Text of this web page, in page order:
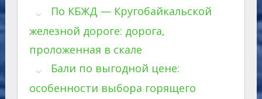
По КБЖД — Кругобайкальской
железной дороге: дорога,
проложенная в скале
Бали по выгодной цене:
особенности выбора горящего